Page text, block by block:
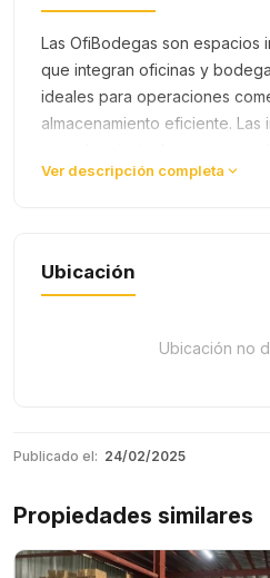
Las OfiBodegas son espacios
que integran oficinas y
ideales para operaciones
almacenamiento eficiente. Las
depósito, optimizando la
Ver descripción completa
Ubicación
Ubicación no
Publicado el: 24/02/2025
Propiedades similares